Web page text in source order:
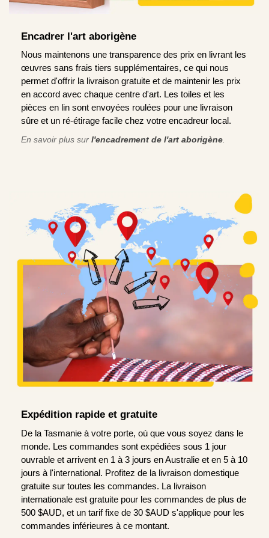
Encadrer l'art aborigène
Nous maintenons une transparence des prix en livrant les
œuvres sans frais tiers supplémentaires, ce qui nous
permet d'offrir la livraison gratuite et de maintenir les prix
en accord avec chaque centre d'art. Les toiles et les
pièces en lin sont envoyées roulées pour une livraison
sûre et un ré-étirage facile chez votre encadreur local.
En savoir plus sur l'encadrement de l'art aborigène
Expédition rapide et gratuite
De la Tasmanie à votre porte, où que vous soyez dans le
monde. Les commandes sont expédiées sous 1 jour
ouvrable et arrivent en 1 à 3 jours en Australie et en 5 à 10
jours à l'international. Profitez de la livraison domestique
gratuite sur toutes les commandes. La livraison
internationale est gratuite pour les commandes de plus de
500 $AUD, et un tarif fixe de 30 $AUD s'applique pour les
commandes inférieures à ce montant.